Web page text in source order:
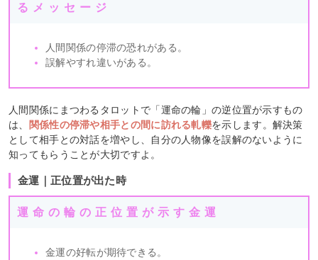
るメッセージ
人間関係の停滞の恐れがある。
誤解やすれ違いがある。
人間関係にまつわるタロットで「運命の輪」の逆位置が示すもの
は、
関係性の停滞や相手との間に訪れる軋轢を示します。解決策
として相手との対話を増やし、自分の人物像を誤解のないように
知ってもらうことが大切ですよ。
金運｜正位置が出た時
運命の輪の正位置が示す金運
金運の好転が期待できる。